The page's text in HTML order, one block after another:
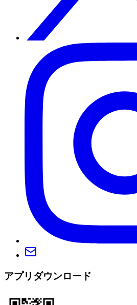
アプリダウンロード